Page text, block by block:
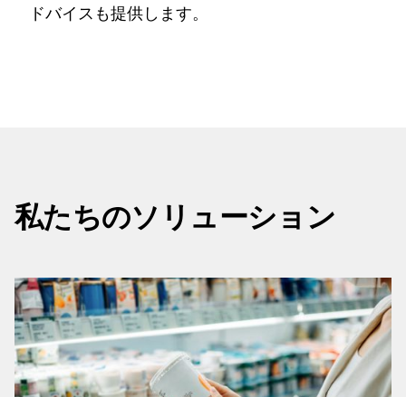
ドバイスも提供します。
私たちのソリューション